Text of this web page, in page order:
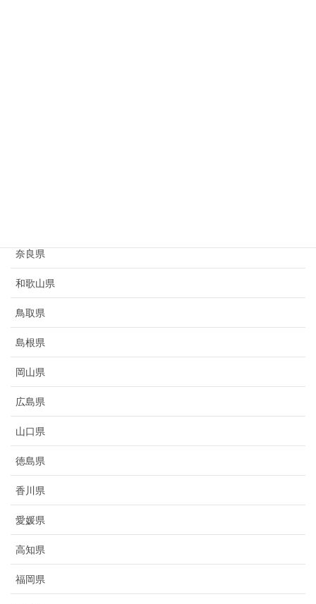
奈良県
和歌山県
鳥取県
島根県
岡山県
広島県
山口県
徳島県
香川県
愛媛県
高知県
福岡県